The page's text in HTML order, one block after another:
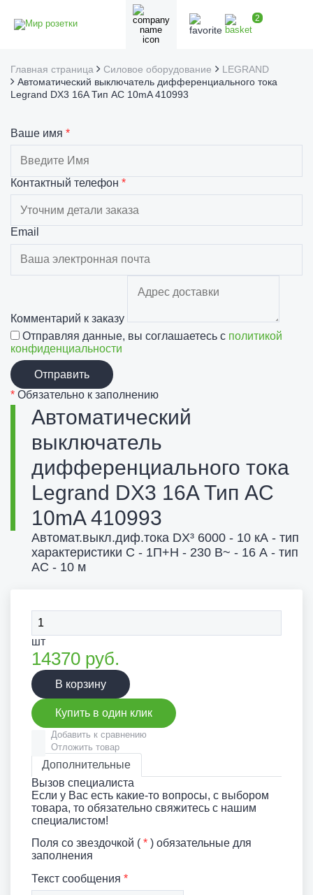
2
Главная страница Силовое оборудование
LEGRAND
Автоматический выключатель дифференциального тока
Legrand DX3 16A Тип AC 10mA 410993
Ваше имя *
Контактный телефон *
Email
Комментарий к заказу
Отправляя данные, вы соглашаетесь с политикой
конфиденциальности
Отправить
* Обязательно к заполнению
Автоматический
выключатель
дифференциального тока
Legrand DX3 16A Тип AC
10mA 410993
Автомат.выкл.диф.тока DX³ 6000 - 10 кА - тип
характеристики С - 1П+Н - 230 В~ - 16 А - тип
AС - 10 м
шт
14370 руб.
В корзину
Купить в один клик
Добавить к сравнению
Отложить товар
Дополнительные
Вызов специалиста
Если у Вас есть какие-то вопросы, с выбором
товара, то обязательно свяжитесь с нашим
специалистом!
Поля со звездочкой ( * ) обязательные для
заполнения
Текст сообщения *